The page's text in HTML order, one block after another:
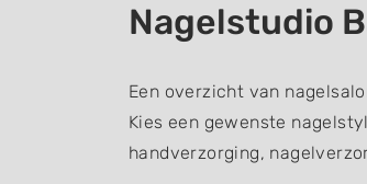
Nagelstudio
Een overzicht van
Kies een gewenste
handverzorging,